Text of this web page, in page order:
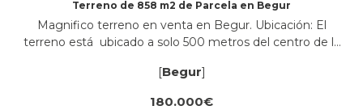
Terreno de 858 m2 de Parcela en Begur
Magnifico terreno en venta en Begur. Ubicación: El
terreno está ubicado a solo 500 metros del centro de la
[Begur]
180.000€